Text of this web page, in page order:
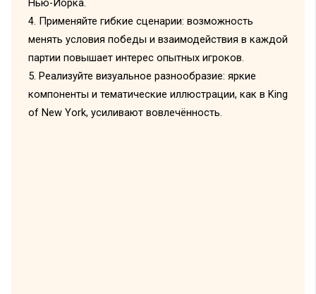
Нью-Йорка.
4. Применяйте гибкие сценарии: возможность
менять условия победы и взаимодействия в каждой
партии повышает интерес опытных игроков.
5. Реализуйте визуальное разнообразие: яркие
компоненты и тематические иллюстрации, как в King
of New York, усиливают вовлечённость.